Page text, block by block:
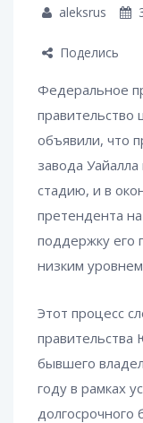
aleksrus
Поделись
Федеральное
объявили, что
завода
стадию, и в
претендента
поддержку его
низким
Этот процесс
бывшего
году в рамках
долгосрочного